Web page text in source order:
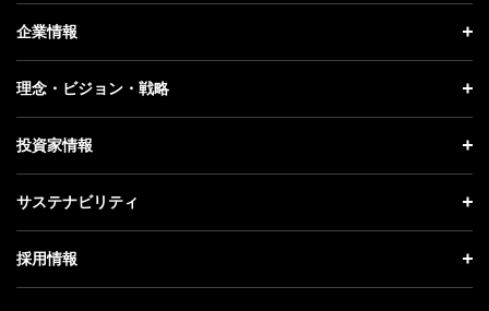
ニュース トップ
プレスリリース
更新情報
記者説明会
企業情報
企業情報 トップ
社長メッセージ
事業紹介
ガバナンス
理念・ビジョン・戦略
理念・ビジョン・戦略 トップ
成長戦略「Activate AI for Society」
人材戦略
投資家情報
投資家情報 トップ
経営方針
サステナビリティ
サステナビリティ トップ
トップメッセージ
採用情報